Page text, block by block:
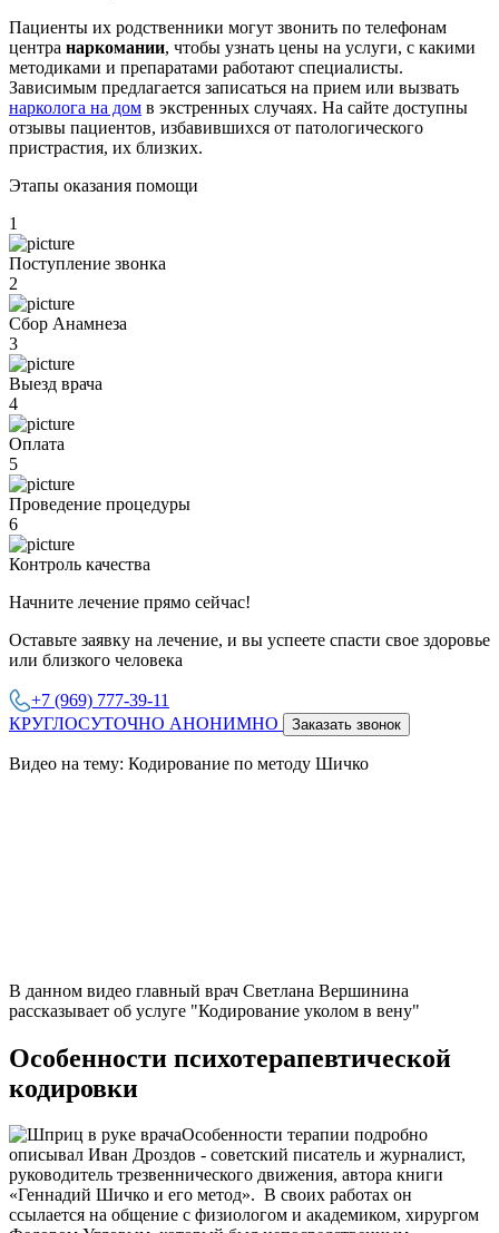
Пациенты их родственники могут звонить по телефонам
центра наркомании, чтобы узнать цены на услуги, с какими
методиками и препаратами работают специалисты.
Зависимым предлагается записаться на прием или вызвать
нарколога на дом в экстренных случаях. На сайте доступны
отзывы пациентов, избавившихся от патологического
пристрастия, их близких.
Этапы оказания помощи
1
Поступление звонка
2
Сбор Анамнеза
3
Выезд врача
4
Оплата
5
Проведение процедуры
6
Контроль качества
Начните лечение прямо сейчас!
Оставьте заявку на лечение, и вы успеете спасти свое здоровье
или близкого человека
+7 (969) 777-39-11
КРУГЛОСУТОЧНО АНОНИМНО
Заказать звонок
Видео на тему: Кодирование по методу Шичко
В данном видео главный врач Светлана Вершинина
рассказывает об услуге "Кодирование уколом в вену"
Особенности психотерапевтической
кодировки
Особенности терапии подробно
описывал Иван Дроздов - советский писатель и журналист,
руководитель трезвеннического движения, автора книги
«Геннадий Шичко и его метод». В своих работах он
ссылается на общение с физиологом и академиком, хирургом